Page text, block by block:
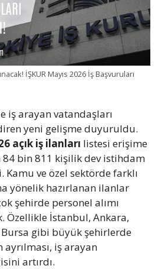
İŞKUR Mayıs 2026 İş Başvuruları
iş arayan vatandaşları
yeni gelişme duyuruldu.
açık iş ilanları listesi erişime
84 bin 811 kişilik dev istihdam
Kamu ve özel sektörde farklı
yönelik hazırlanan ilanlar
şehirde personel alımı
Özellikle İstanbul, Ankara,
gibi büyük şehirlerde
iş arayan
artırdı.